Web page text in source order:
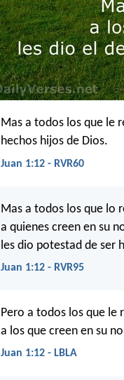
Mas a todos los que le
hechos hijos de Dios.
Juan 1:12 - RVR60
Mas a todos los que lo
a quienes creen en su
les dio potestad de ser
Juan 1:12 - RVR95
Pero a todos los que le
a los que creen en su
Juan 1:12 - LBLA